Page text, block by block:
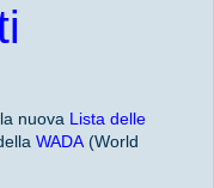
nuova Lista delle
WADA (World